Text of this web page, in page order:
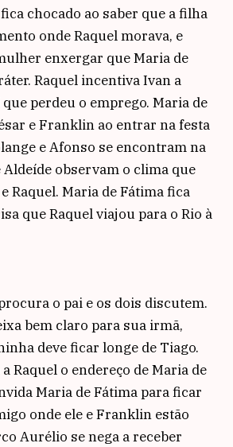
chocado ao saber que a filha
onde Raquel morava, e
enxergar que Maria de
Raquel incentiva Ivan a
perdeu o emprego. Maria de
e Franklin ao entrar na festa
e Afonso se encontram na
Aldeíde observam o clima que
Raquel. Maria de Fátima fica
que Raquel viajou para o Rio à
o pai e os dois discutem.
bem claro para sua irmã,
deve ficar longe de Tiago.
Raquel o endereço de Maria de
Maria de Fátima para ficar
onde ele e Franklin estão
Aurélio se nega a receber